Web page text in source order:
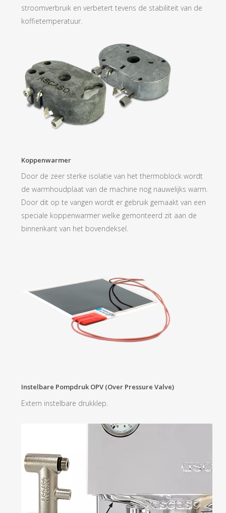
stroomverbruik en verbetert tevens de stabiliteit van de
koffietemperatuur.
Koppenwarmer
Door de zeer sterke isolatie van het thermoblock wordt
de warmhoudplaat van de machine nog nauwelijks warm.
Door dit op te vangen wordt er gebruik gemaakt van een
speciale koppenwarmer welke gemonteerd zit aan de
binnenkant van het bovendeksel.
Instelbare Pompdruk OPV (over Pressure Valve)
Extern instelbare drukklep.